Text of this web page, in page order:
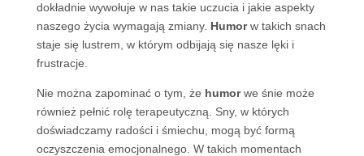
dokładnie wywołuje w nas takie uczucia i jakie aspekty
naszego życia wymagają zmiany. Humorw takich snach
staje się lustrem, w którym odbijają się nasze lęki i
frustracje.
Nie można zapominać o tym, że humorwe śnie może
również pełnić rolę terapeutyczną. Sny, w których
doświadczamy radości i śmiechu, mogą być formą
oczyszczenia emocjonalnego. W takich momentach